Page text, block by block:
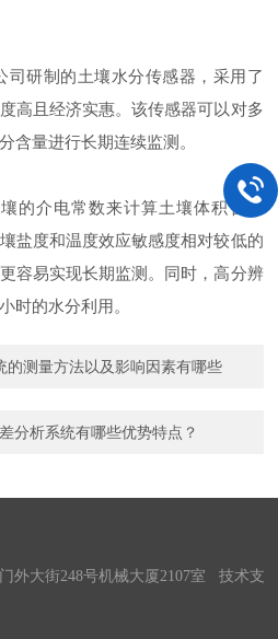
司研制的土壤水分传感器，采用了
高且经济实惠。该传感器可以对多
含量进行长期连续监测。
的介电常数来计算土壤体积含水
盐度和温度效应敏感度相对较低的
容易实现长期监测。同时，高分辨
时的水分利用。
的测量方法以及影响因素有哪些
分析系统有哪些优势特点？
外大街248号机械大厦2107室 技术支